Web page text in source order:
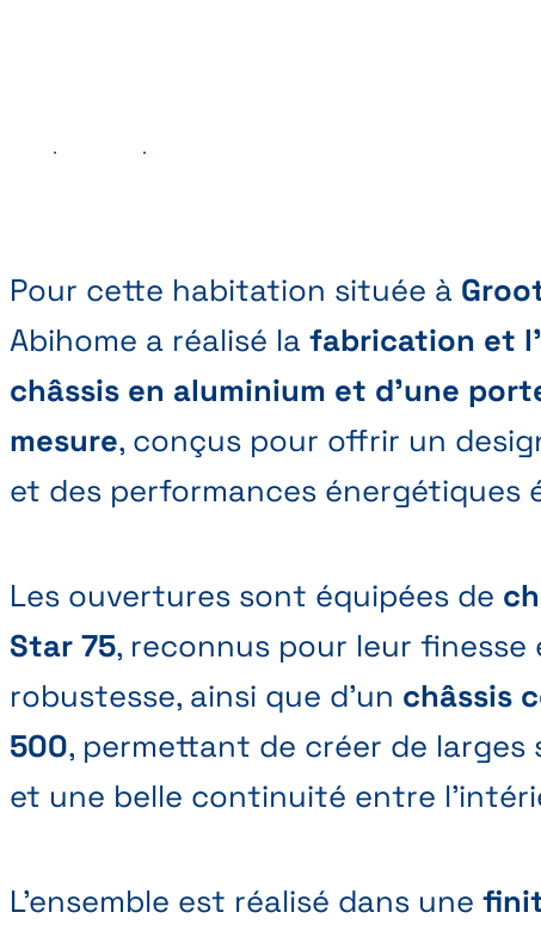
Pour cette habitation située à
Abihome a réalisé la fabrication et
châssis en aluminium et d’une
mesure, conçus pour offrir un
et des performances énergétiques
Les ouvertures sont équipées de
Star 75, reconnus pour leur finesse
robustesse, ainsi que d’un châssis
500, permettant de créer de larges
et une belle continuité entre
L’ensemble est réalisé dans une